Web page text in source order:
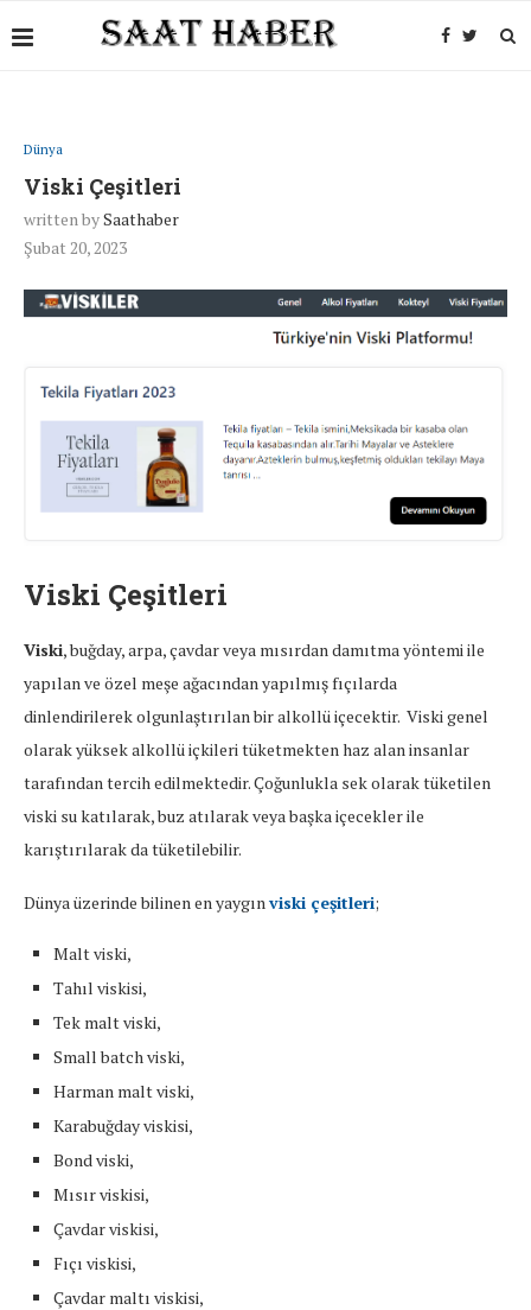
Dünya
Viski Çeşitleri
written bySaathaber
Şubat 20, 2023
Viski Çeşitleri
Viski, buğday, arpa, çavdar veya mısırdan damıtma yöntemi ile
yapılan ve özel meşe ağacından yapılmış fıçılarda
dinlendirilerek olgunlaştırılan bir alkollü içecektir. Viski genel
olarak yüksek alkollü içkileri tüketmekten haz alan insanlar
tarafından tercih edilmektedir. Çoğunlukla sek olarak tüketilen
viski su katılarak, buz atılarak veya başka içecekler ile
karıştırılarak da tüketilebilir.
Dünya üzerinde bilinen en yaygın viski çeşitleri;
Malt viski,
Tahıl viskisi,
Tek malt viski,
Small batch viski,
Harman malt viski,
Karabuğday viskisi,
Bond viski,
Mısır viskisi,
Çavdar viskisi,
Fıçı viskisi,
Çavdar maltı viskisi,